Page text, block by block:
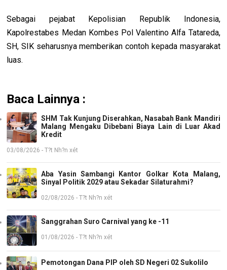
Sebagai pejabat Kepolisian Republik Indonesia,
Kapolrestabes Medan Kombes Pol Valentino Alfa Tatareda,
SH, SIK seharusnya memberikan contoh kepada masyarakat
luas.
Baca Lainnya :
SHM Tak Kunjung Diserahkan, Nasabah Bank Mandiri
Malang Mengaku Dibebani Biaya Lain di Luar Akad
Kredit
03/08/2026 - T?t Nh?n xét
Aba Yasin Sambangi Kantor Golkar Kota Malang,
Sinyal Politik 2029 atau Sekadar Silaturahmi?
02/08/2026 - T?t Nh?n xét
Sanggrahan Suro Carnival yang ke -11
01/08/2026 - T?t Nh?n xét
Pemotongan Dana PIP oleh SD Negeri 02 Sukolilo